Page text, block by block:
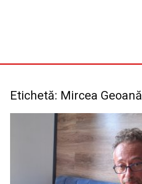
Etichetă: Mircea Geoană